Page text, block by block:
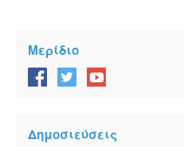
Τι είναι η άδεια ESTA;
VWP
Μερίδιο
Δημοσιεύσεις